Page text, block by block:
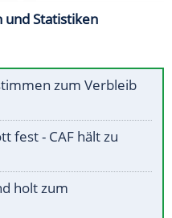
und Statistiken
zum Verbleib
fest - CAF hält zu
holt zum